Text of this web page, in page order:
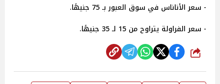
- سعر الأناناس في سوق العبور بـ 75 جنيهًا.
- سعر الفراولة يتراوح من 15 لـ 35 جنيهًا.
شارك